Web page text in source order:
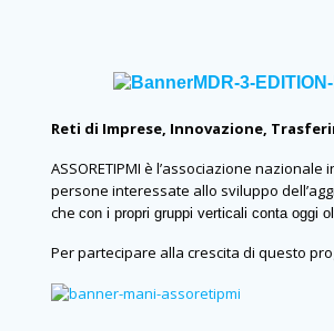
Reti di Imprese, Innovazione,
ASSORETIPMI è l’associazione
persone interessate allo sviluppo
checon i propri gruppi verticali conta oggi
Per partecipare alla crescita di questo